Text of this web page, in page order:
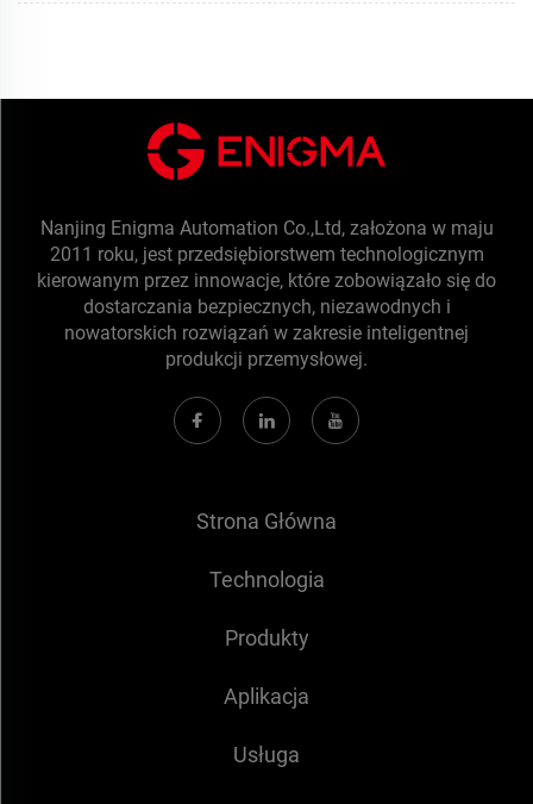
Nanjing Enigma Automation Co.,Ltd, założona w maju
2011 roku, jest przedsiębiorstwem technologicznym
kierowanym przez innowacje, które zobowiązało się do
dostarczania bezpiecznych, niezawodnych i
nowatorskich rozwiązań w zakresie inteligentnej
produkcji przemysłowej.
Strona Główna
Technologia
Produkty
Aplikacja
Usługa